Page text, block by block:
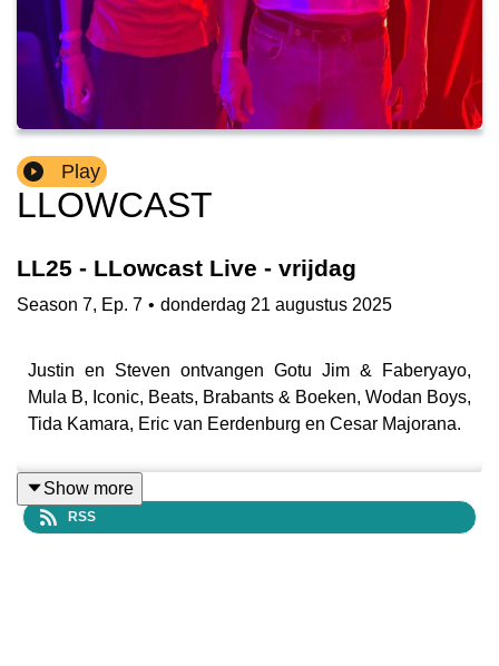
Play
LLOWCAST
LL25 - LLowcast Live - vrijdag
Season 7, Ep. 7 • donderdag 21 augustus 2025
Justin en Steven ontvangen Gotu Jim & Faberyayo,
Mula B, Iconic, Beats, Brabants & Boeken, Wodan Boys,
Tida Kamara, Eric van Eerdenburg en Cesar Majorana.
Show more
RSS